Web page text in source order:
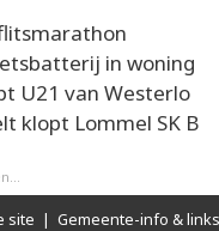
in woning
U21 van Westerlo
klopt Lommel SK B
site | Gemeente-info & links